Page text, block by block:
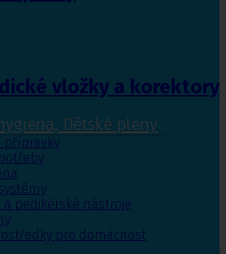
vložky a korektory
Dětské pleny
přípravky
a pedikérské nástroje
pro domácnost